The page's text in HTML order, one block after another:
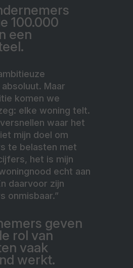
100.000
een
Maar
komen we
elke woning telt.
waar het
mijn doel om
te belasten met
het is mijn
echt aan
daarvoor zijn
onmisbaar.”
geven
rol van
vaak
werkt.